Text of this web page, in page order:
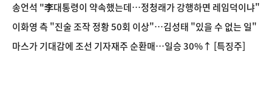
송언석 "李대통령이 약속했는데…정청래가 강행하면 레임덕이냐"
이화영 측 "진술 조작 정황 50회 이상"…김성태 "있을 수 없는 일"
마스가 기대감에 조선 기자재주 순환매…일승 30%↑ [특징주]